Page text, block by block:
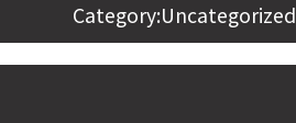
Category:Uncategorized